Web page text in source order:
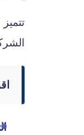
تتميز